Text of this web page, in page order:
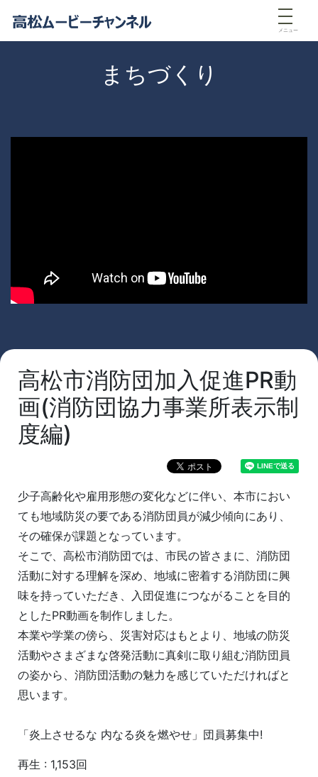
メニュー
まちづくり
高松市消防団加入促進PR動
画(消防団協力事業所表示制
度編)
少子高齢化や雇用形態の変化などに伴い、本市におい
ても地域防災の要である消防団員が減少傾向にあり、
その確保が課題となっています。
そこで、高松市消防団では、市民の皆さまに、消防団
活動に対する理解を深め、地域に密着する消防団に興
味を持っていただき、入団促進につながることを目的
としたPR動画を制作しました。
本業や学業の傍ら、災害対応はもとより、地域の防災
活動やさまざまな啓発活動に真剣に取り組む消防団員
の姿から、消防団活動の魅力を感じていただければと
思います。
「炎上させるな 内なる炎を燃やせ」団員募集中!
再生 : 1,153回